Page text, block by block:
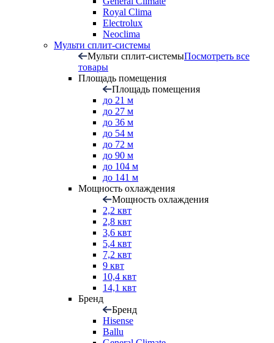
Royal Clima
Electrolux
Neoclima
Мульти сплит-системы
Мульти сплит-системыПосмотреть все
товары
Площадь помещения
Площадь помещения
до 21 м
до 27 м
до 36 м
до 54 м
до 72 м
до 90 м
до 104 м
до 141 м
Мощность охлаждения
Мощность охлаждения
2,2 квт
2,8 квт
3,6 квт
5,4 квт
7,2 квт
9 квт
10,4 квт
14,1 квт
Бренд
Бренд
Hisense
Ballu